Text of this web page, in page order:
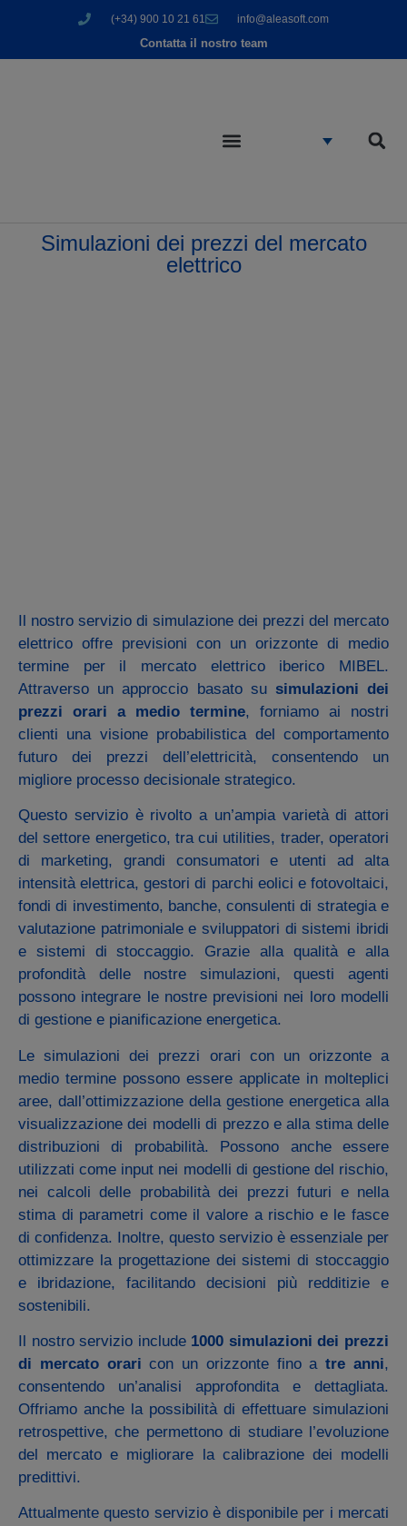
(+34) 900 10 21 61 info@aleasoft.com
Contatta il nostro team
Simulazioni dei prezzi del mercato
elettrico
Il nostro servizio di simulazione dei prezzi del mercato
elettrico offre previsioni con un orizzonte di medio
termine per il mercato elettrico iberico MIBEL.
Attraverso un approccio basato su simulazioni dei
prezzi orari a medio termine, forniamo ai nostri
clienti una visione probabilistica del comportamento
futuro dei prezzi dell’elettricità, consentendo un
migliore processo decisionale strategico.
Questo servizio è rivolto a un’ampia varietà di attori
del settore energetico, tra cui utilities, trader, operatori
di marketing, grandi consumatori e utenti ad alta
intensità elettrica, gestori di parchi eolici e fotovoltaici,
fondi di investimento, banche, consulenti di strategia e
valutazione patrimoniale e sviluppatori di sistemi ibridi
e sistemi di stoccaggio. Grazie alla qualità e alla
profondità delle nostre simulazioni, questi agenti
possono integrare le nostre previsioni nei loro modelli
di gestione e pianificazione energetica.
Le simulazioni dei prezzi orari con un orizzonte a
medio termine possono essere applicate in molteplici
aree, dall’ottimizzazione della gestione energetica alla
visualizzazione dei modelli di prezzo e alla stima delle
distribuzioni di probabilità. Possono anche essere
utilizzati come input nei modelli di gestione del rischio,
nei calcoli delle probabilità dei prezzi futuri e nella
stima di parametri come il valore a rischio e le fasce
di confidenza. Inoltre, questo servizio è essenziale per
ottimizzare la progettazione dei sistemi di stoccaggio
e ibridazione, facilitando decisioni più redditizie e
sostenibili.
Il nostro servizio include 1000 simulazioni dei prezzi
di mercato orari con un orizzonte fino atre anni,
consentendo un’analisi approfondita e dettagliata.
Offriamo anche la possibilità di effettuare simulazioni
retrospettive, che permettono di studiare l’evoluzione
del mercato e migliorare la calibrazione dei modelli
predittivi.
Attualmente questo servizio è disponibile per i mercati